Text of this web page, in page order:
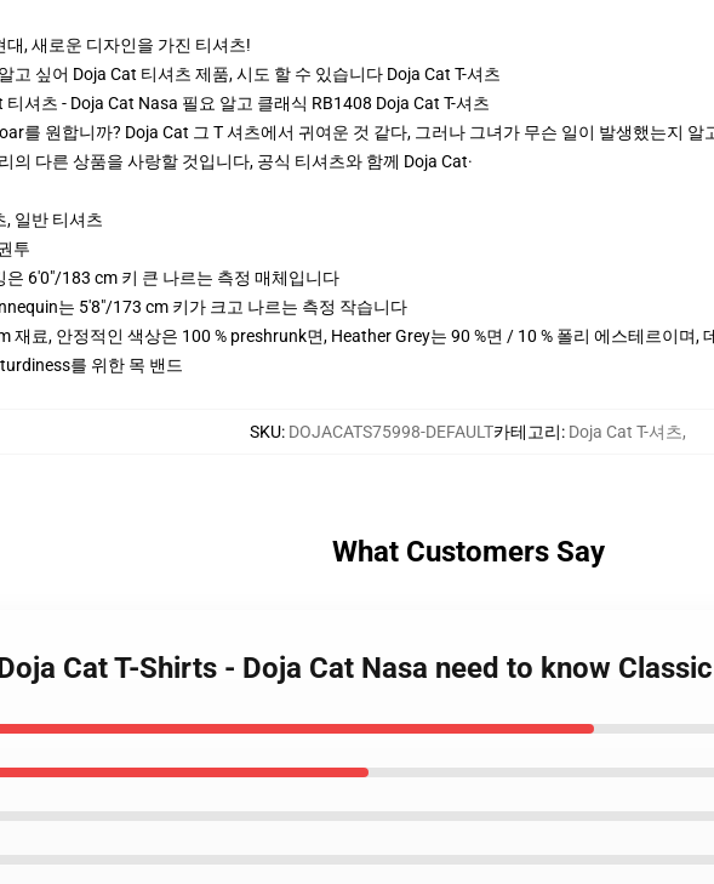
대, 새로운 디자인을 가진 티셔츠!
고 싶어 Doja Cat 티셔츠 제품, 시도 할 수 있습니다 Doja Cat T-셔츠
티셔츠 - Doja Cat Nasa 필요 알고 클래식 RB1408 Doja Cat T-셔츠
를 원합니까? Doja Cat 그 T 셔츠에서 귀여운 것 같다, 그러나 그녀가 무슨 일이 발생했는지
의 다른 상품을 사랑할 것입니다, 공식 티셔츠와 함께 Doja Cat·
, 일반 티셔츠
투
은 6'0"/183 cm 키 큰 나르는 측정 매체입니다
는 5'8"/173 cm 키가 크고 나르는 측정 작습니다
재료, 안정적인 색상은 100 % preshrunk면, Heather Grey는 90 %면 / 10 % 폴리 에스테르이며,
를 위한 목 밴드
SKU: DOJACATS75998-DEFAULT카테고리: Doja Cat T-셔츠,
What Customers Say
Cat T-Shirts - Doja Cat Nasa need to know